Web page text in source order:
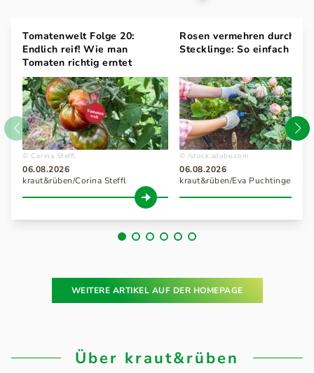
Tomatenwelt Folge 20:
Endlich reif! Wie man
Tomaten richtig erntet
Corina Steffl
06.08.2026
kraut&rüben/Corina Steffl
Rosen vermehren durch
Stecklinge: So einfach
/stock.adobe.com
06.08.2026
kraut&rüben/Eva Puchtinger
WEITERE ARTIKEL AUF DER HOMEPAGE
Über kraut&rüben